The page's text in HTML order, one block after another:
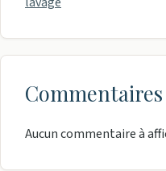
Aucun commentaire à